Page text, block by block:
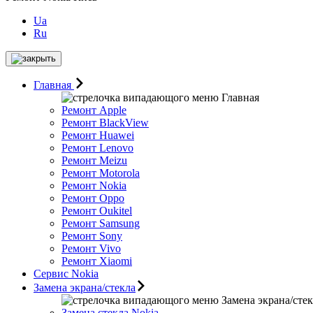
Ua
Ru
Главная
Главная
Ремонт Apple
Ремонт BlackView
Ремонт Huawei
Ремонт Lenovo
Ремонт Meizu
Ремонт Motorоla
Ремонт Nokia
Ремонт Oppo
Ремонт Oukitel
Ремонт Samsung
Ремонт Sony
Ремонт Vivo
Ремонт Xiaomi
Сервис Nokia
Замена экрана/стекла
Замена экрана/